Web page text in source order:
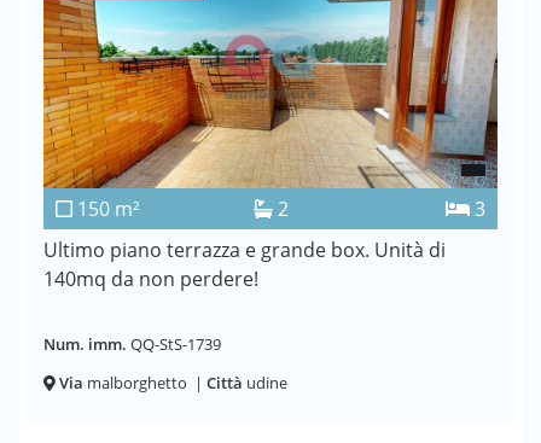
150 m² 2
3
Ultimo piano terrazza e grande box. Unità di
140mq da non perdere!
Num. imm. QQ-StS-1739
Via malborghetto | Città udine